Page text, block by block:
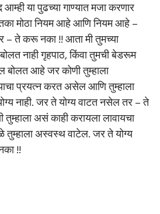
या पुढच्या गाण्यात मजा करणार
मोठा नियम आहे आणि नियम आहे –
– ते करू नका !! आता मी तुमच्या
बोलत नाही गृहपाठ, किंवा तुमची बेडरूम
बोलत आहे जर कोणी तुम्हाला
प्रयत्न करत असेल आणि तुम्हाला
नाही. जर ते योग्य वाटत नसेल तर – ते
असं काही करायला लावायचा
अस्वस्थ वाटेल. जर ते योग्य
!!